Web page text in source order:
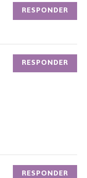
RESPONDER
RESPONDER
RESPONDER